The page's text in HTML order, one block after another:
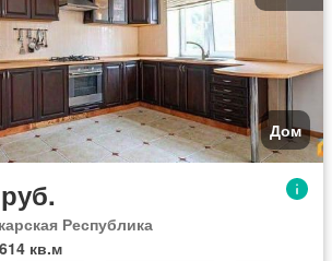
Дом
Республика
614 кв.м